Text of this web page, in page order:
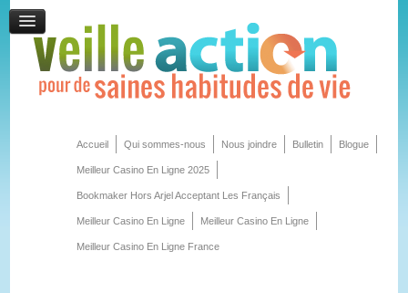
Accueil Qui sommes-nous Nous joindre Bulletin Blogue
Meilleur Casino En Ligne 2025
Bookmaker Hors Arjel Acceptant Les Français
Meilleur Casino En Ligne Meilleur Casino En Ligne
Meilleur Casino En Ligne France